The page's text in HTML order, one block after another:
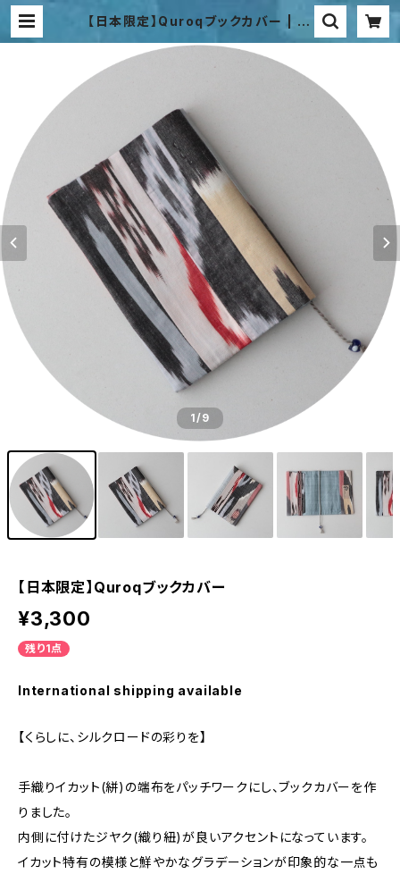
【日本限定】Quroqブックカバー | Bi
1/9
【日本限定】Quroqブックカバー
¥3,300
残り1点
International shipping available
【くらしに、シルクロードの彩りを】
手織りイカット(絣)の端布をパッチワークにし、ブックカバーを作
りました。
内側に付けたジヤク(織り紐)が良いアクセントになっています。
イカット特有の模様と鮮やかなグラデーションが印象的な一点も